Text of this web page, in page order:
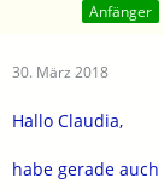
Anfänger
30. März 2018
Hallo Claudia,
habe gerade